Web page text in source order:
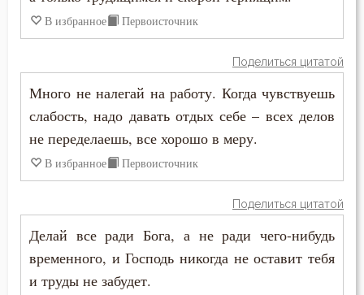
Ближний
Блуд
Богоугождение
Болезнь
Василий Великий
Игнатий Брянчанинов
Иоанн Златоуст
Иосиф Оптинский (Литовкин)
Исаак Сирин Ниневийский
Исидор Пелусиот
В избранное Первоисточник
Поделиться цитатой
Много не налегай на работу. Когда чувствуешь
слабость, надо давать отдых себе – всех делов
не переделаешь, все хорошо в меру.
В избранное Первоисточник
Поделиться цитатой
Делай все ради Бога, а не ради чего-нибудь
временного, и Господь никогда не оставит тебя
и труды не забудет.